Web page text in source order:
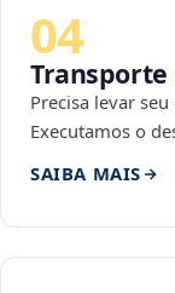
04
Transporte
Precisa levar
Executamos o
SAIBA MAIS